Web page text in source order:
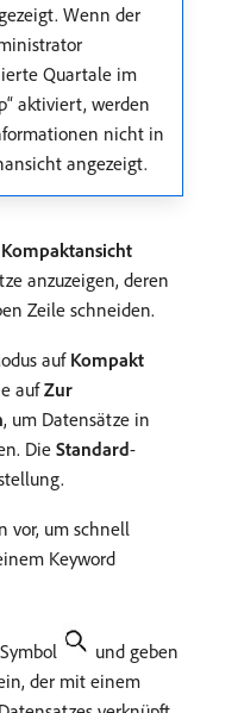
Wenn der
Quartale im
aktiviert, werden
nicht in
angezeigt.
anzuzeigen, deren
Zeile schneiden.
auf Kompakt
aufZur
, um Datensätze in
Die Standard-
vor, um schnell
Keyword
und geben
der mit einem